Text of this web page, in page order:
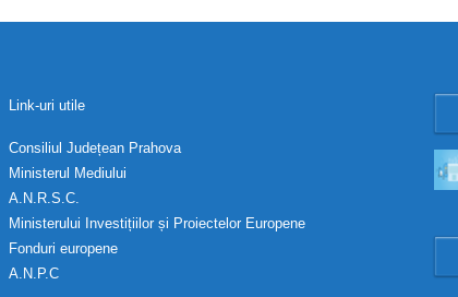
Link-uri utile
Consiliul Județean Prahova
Ministerul Mediului
A.N.R.S.C.
Ministerului Investițiilor și Proiectelor Europene
Fonduri europene
A.N.P.C